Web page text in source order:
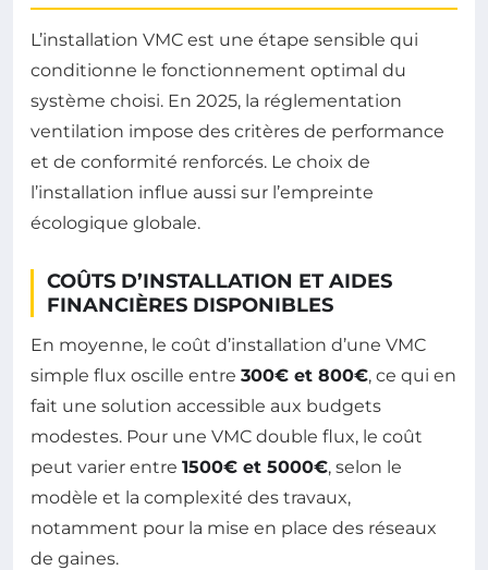
L’installation VMC est une étape sensible qui
conditionne le fonctionnement optimal du
système choisi. En 2025, la réglementation
ventilation impose des critères de performance
et de conformité renforcés. Le choix de
l’installation influe aussi sur l’empreinte
écologique globale.
COÛTS D’INSTALLATION ET AIDES
FINANCIÈRES DISPONIBLES
En moyenne, le coût d’installation d’une VMC
simple flux oscille entre 300€ et 800€, ce qui en
fait une solution accessible aux budgets
modestes. Pour une VMC double flux, le coût
peut varier entre 1500€ et 5000€, selon le
modèle et la complexité des travaux,
notamment pour la mise en place des réseaux
de gaines.